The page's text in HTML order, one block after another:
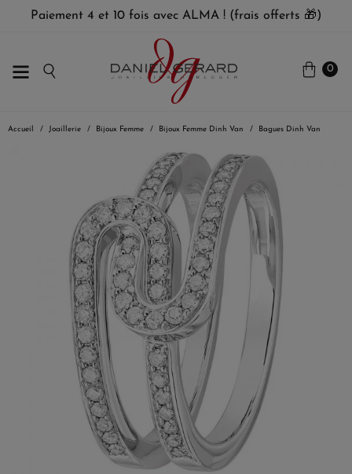
Paiement 4 et 10 fois avec ALMA ! (frais offerts 🎁)
0
Accueil Joaillerie Bijoux Femme Bijoux Femme Dinh Van Bagues Dinh Van